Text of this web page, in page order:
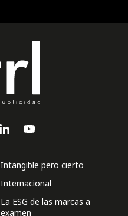
Intangible pero cierto
Internacional
La ESG de las marcas a
examen